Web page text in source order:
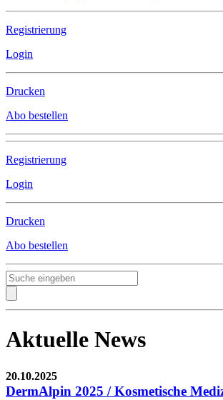
Registrierung
Login
Drucken
Abo bestellen
Registrierung
Login
Drucken
Abo bestellen
Aktuelle News
20.10.2025
DermAlpin 2025 / Kosmetische